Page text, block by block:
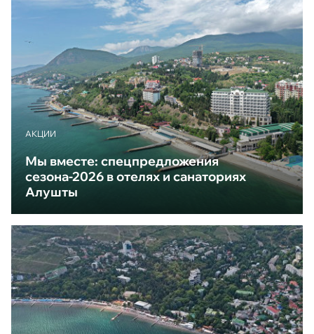
АКЦИИ
Мы вместе: спецпредложения
сезона-2026 в отелях и санаториях
Алушты